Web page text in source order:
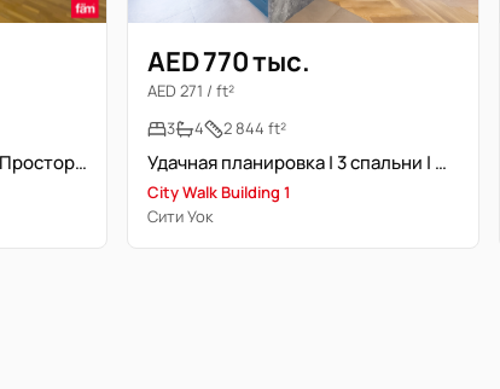
Свободна при передаче | Просторная | Рядом с метро
AED 770 тыс.
AED 271 / ft²
3
4 2 844 ft²
Удачная планировка | 3 спальни | Полностью меблирована | Просторная
City Walk Building 1
Сити Уок